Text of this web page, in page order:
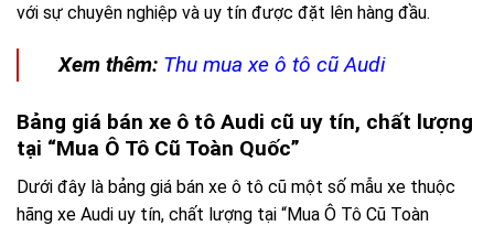
với sự chuyên nghiệp và uy tín được đặt lên hàng đầu.
Xem thêm: Thu mua xe ô tô cũ Audi
Bảng giá bán xe ô tô Audi cũ uy tín, chất lượng
tại “Mua Ô Tô Cũ Toàn Quốc”
Dưới đây là bảng giá bán xe ô tô cũ một số mẫu xe thuộc
hãng xe Audi uy tín, chất lượng tại “Mua Ô Tô Cũ Toàn